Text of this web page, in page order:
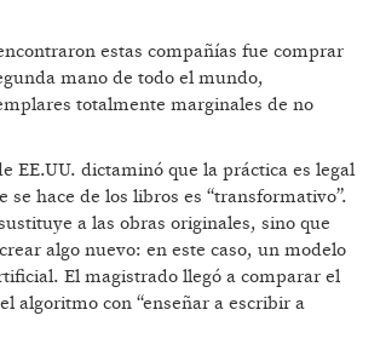
estas compañías fue comprar
mano de todo el mundo,
totalmente marginales de no
EE.UU. dictaminó que la práctica es legal
se hace de los libros es “transformativo”.
a las obras originales, sino que
algo nuevo: en este caso, un modelo
El magistrado llegó a comparar el
algoritmo con “enseñar a escribir a